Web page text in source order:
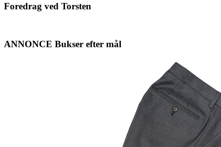
Foredrag ved Torsten
ANNONCE Bukser efter mål